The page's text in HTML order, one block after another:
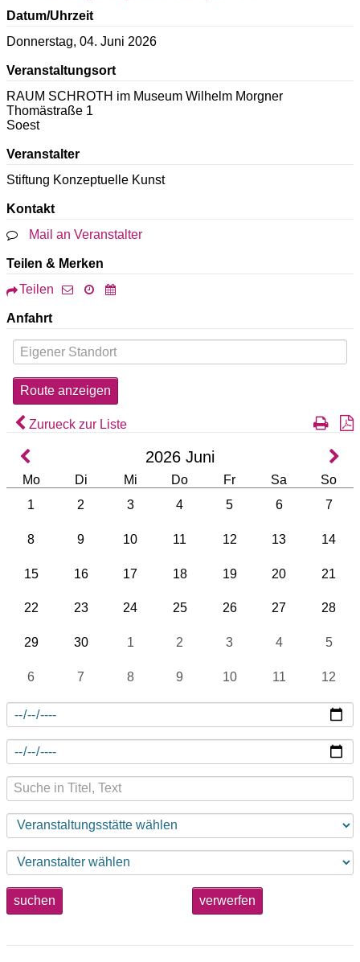
Datum/Uhrzeit
Donnerstag, 04. Juni 2026
Veranstaltungsort
RAUM SCHROTH im Museum Wilhelm Morgner
Thomästraße 1
Soest
Veranstalter
Stiftung Konzeptuelle Kunst
Kontakt
Mail an Veranstalter
Teilen & Merken
Teilen
Anfahrt
Zurueck zur Liste
2026 Juni
Mo Di Mi Do Fr Sa
So
1
2 3 4 5 6 7
8 9 10 11 12 13 14
15 16 17 18 19 20 21
22 23 24 25 26 27 28
29 30 1 2 3 4 5
6 7 8 9 10 11 12
suchen verwerfen